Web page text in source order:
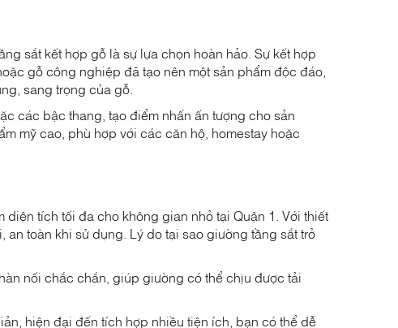
sắt kết hợp gỗ là sự lựa chọn hoàn hảo. Sự kết hợp
gỗ công nghiệp đã tạo nên một sản phẩm độc đáo,
sang trọng của gỗ.
các bậc thang, tạo điểm nhấn ấn tượng cho sản
mỹ cao, phù hợp với các căn hộ, homestay hoặc
tích tối đa cho không gian nhỏ tại Quận 1. Với thiết
toàn khi sử dụng. Lý do tại sao giường tầng sắt trở
nối chắc chắn, giúp giường có thể chịu được tải
hiện đại đến tích hợp nhiều tiện ích, bạn có thể dễ